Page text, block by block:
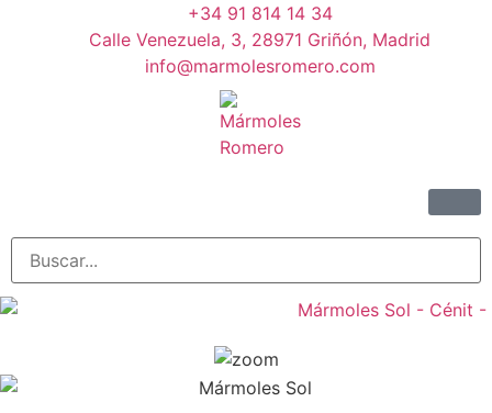
+34 91 814 14 34
Calle Venezuela, 3, 28971 Griñón, Madrid
info@marmolesromero.com